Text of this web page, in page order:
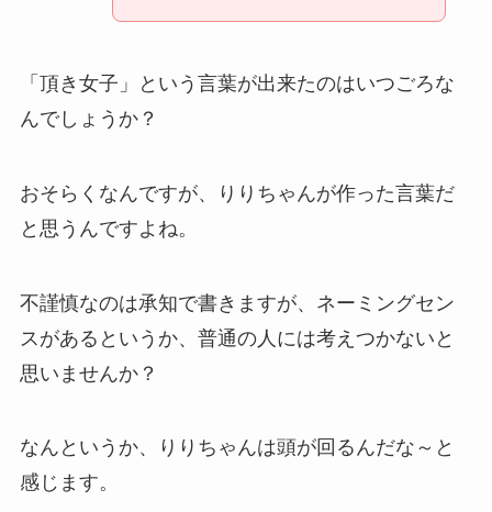
「頂き女子」という言葉が出来たのはいつごろな
んでしょうか？
おそらくなんですが、りりちゃんが作った言葉だ
と思うんですよね。
不謹慎なのは承知で書きますが、ネーミングセン
スがあるというか、普通の人には考えつかないと
思いませんか？
なんというか、りりちゃんは頭が回るんだな～と
感じます。